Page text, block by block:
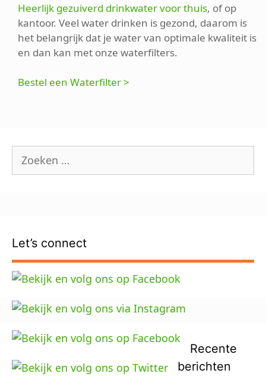
Heerlijk gezuiverd drinkwater voor thuis, of op
kantoor. Veel water drinken is gezond, daarom is
het belangrijk dat je water van optimale kwaliteit is
en dan kan met onze waterfilters.
Bestel een Waterfilter >
Zoek
naar:
Let’s connect
Recente
berichten